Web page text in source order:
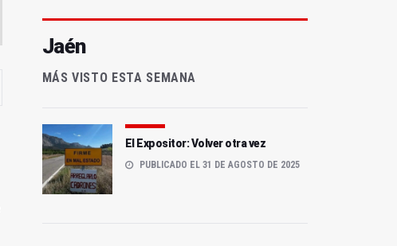
Jaén
MÁS VISTO ESTA SEMANA
El Expositor: Volver otra vez
PUBLICADO EL 31 DE AGOSTO DE 2025